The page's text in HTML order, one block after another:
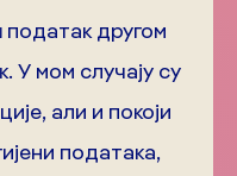
податак другом
У мом случају су
али и покоји
података,